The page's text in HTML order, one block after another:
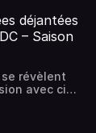
sur La 5e de
!.
déjantées
– Saison
révèlent
avec cinq
de Run to
du